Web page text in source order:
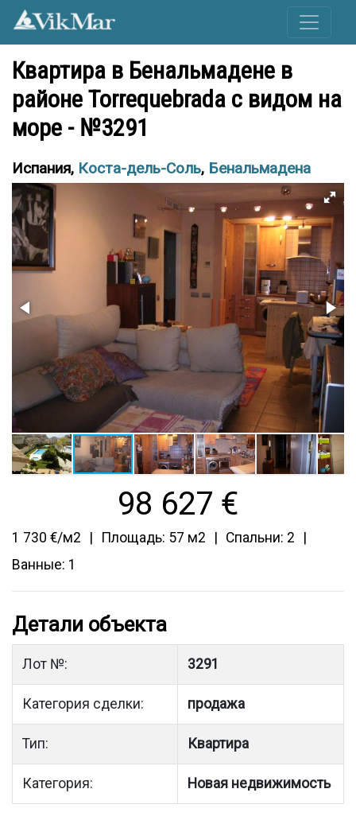
Квартира в Бенальмадене в
районе Torrequebrada с видом на
море - №3291
Испания, Коста-дель-Соль, Бенальмадена
98 627 €
1 730 €/м2 Площадь: 57 м2
Спальни: 2
Ванные: 1
Детали объекта
Лот №: 3291
Категория сделки: продажа
Тип: Квартира
Категория: Новая недвижимость